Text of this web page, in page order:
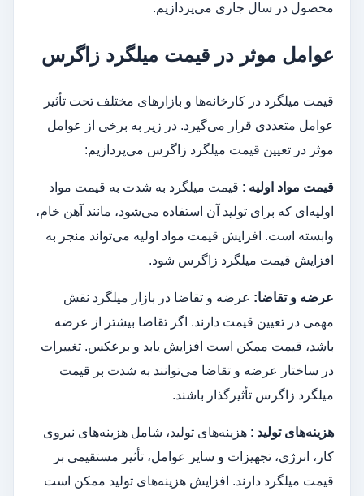
محصول در سال جاری می‌پردازیم.
عوامل موثر در قیمت میلگرد زاگرس
قیمت میلگرد در کارخانه‌ها و بازارهای مختلف تحت تأثیر
عوامل متعددی قرار می‌گیرد. در زیر به برخی از عوامل
موثر در تعیین قیمت میلگرد زاگرس می‌پردازیم:
قیمت مواد اولیه : قیمت میلگرد به شدت به قیمت مواد
اولیه‌ای که برای تولید آن استفاده می‌شود، مانند آهن خام،
وابسته است. افزایش قیمت مواد اولیه می‌تواند منجر به
افزایش قیمت میلگرد زاگرس شود.
عرضه و تقاضا: عرضه و تقاضا در بازار میلگرد نقش
مهمی در تعیین قیمت دارند. اگر تقاضا بیشتر از عرضه
باشد، قیمت ممکن است افزایش یابد و برعکس. تغییرات
در ساختار عرضه و تقاضا می‌توانند به شدت بر قیمت
میلگرد زاگرس تأثیرگذار باشند.
هزینه‌های تولید : هزینه‌های تولید، شامل هزینه‌های نیروی
کار، انرژی، تجهیزات و سایر عوامل، تأثیر مستقیمی بر
قیمت میلگرد دارند. افزایش هزینه‌های تولید ممکن است